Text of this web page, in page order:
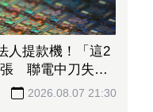
人提款機！「這2
聯電中刀失血
2026.08.07 21:30